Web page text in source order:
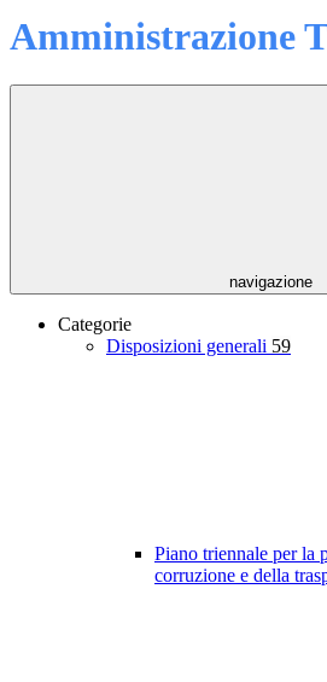
Amministrazione
navigazione
Categorie
Disposizioni generali 59
Piano triennale per la
corruzione e della